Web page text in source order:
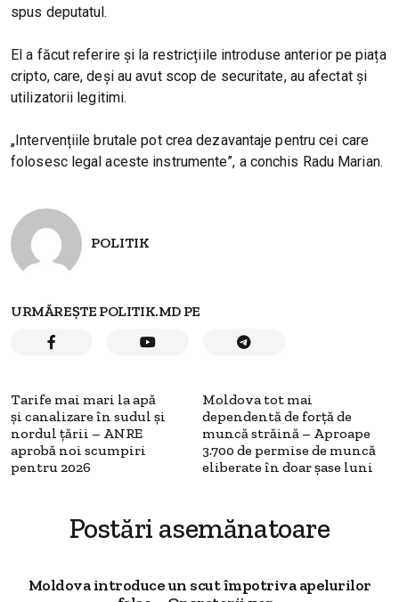
spus deputatul.
El a făcut referire și la restricțiile introduse anterior pe piața
cripto, care, deși au avut scop de securitate, au afectat și
utilizatorii legitimi.
„Intervențiile brutale pot crea dezavantaje pentru cei care
folosesc legal aceste instrumente”, a conchis Radu Marian.
POLITIK
URMĂREȘTE POLITIK.MD PE
Tarife mai mari la apă
și canalizare în sudul și
nordul țării – ANRE
aprobă noi scumpiri
pentru 2026
Moldova tot mai
dependentă de forță de
muncă străină – Aproape
3.700 de permise de muncă
eliberate în doar șase luni
Postări asemănatoare
Moldova introduce un scut împotriva apelurilor